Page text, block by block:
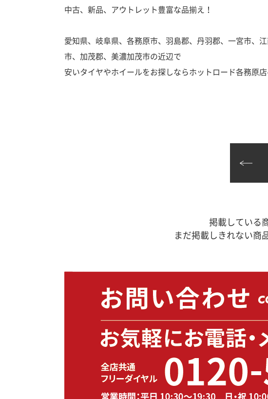
中古、新品、アウトレット豊富な品揃え！
愛知県、岐阜県、各務原市、羽島郡、丹羽郡、一宮市、
市、加茂郡、美濃加茂市の近辺で
安いタイヤやホイールをお探しならホットロード各務原店
掲載している
まだ掲載しきれない商